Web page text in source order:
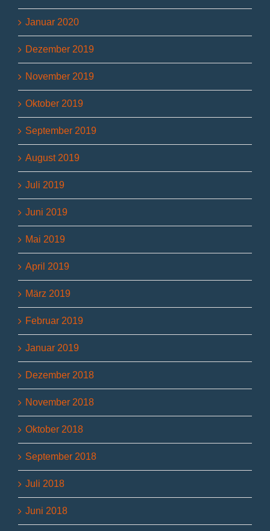
Januar 2020
Dezember 2019
November 2019
Oktober 2019
September 2019
August 2019
Juli 2019
Juni 2019
Mai 2019
April 2019
März 2019
Februar 2019
Januar 2019
Dezember 2018
November 2018
Oktober 2018
September 2018
Juli 2018
Juni 2018